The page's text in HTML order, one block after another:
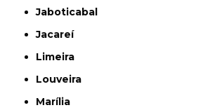
Jaboticabal
Jacareí
Limeira
Louveira
Marília